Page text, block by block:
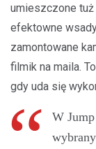
umieszczone tuż
efektowne
zamontowane
filmik na maila.
gdy uda się
W Jump